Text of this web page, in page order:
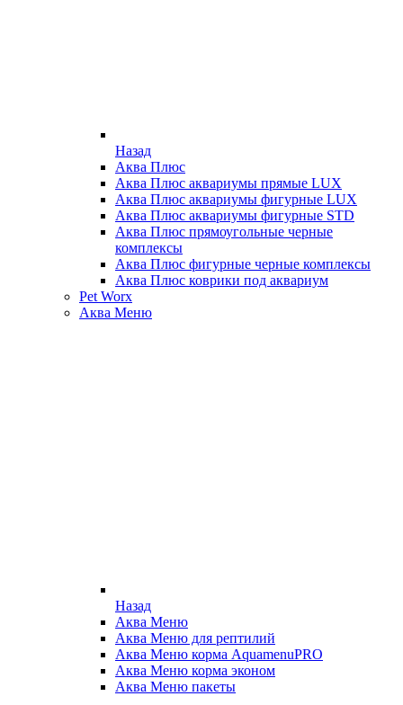
Назад
Аква Плюс
Аква Плюс аквариумы прямые LUX
Аква Плюс аквариумы фигурные LUX
Аква Плюс аквариумы фигурные STD
Аква Плюс прямоугольные черные
комплексы
Аква Плюс фигурные черные комплексы
Аква Плюс коврики под аквариум
Pet Worx
Аква Меню
Назад
Аква Меню
Аква Меню для рептилий
Аква Меню корма AquamenuPRO
Аква Меню корма эконом
Аква Меню пакеты